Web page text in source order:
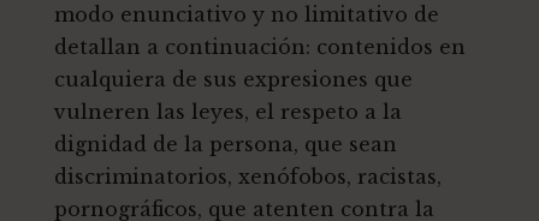
modo enunciativo y no limitativo de
detallan a continuación: contenidos en
cualquiera de sus expresiones que
vulneren las leyes, el respeto a la
dignidad de la persona, que sean
discriminatorios, xenófobos, racistas,
pornográficos, que atenten contra la